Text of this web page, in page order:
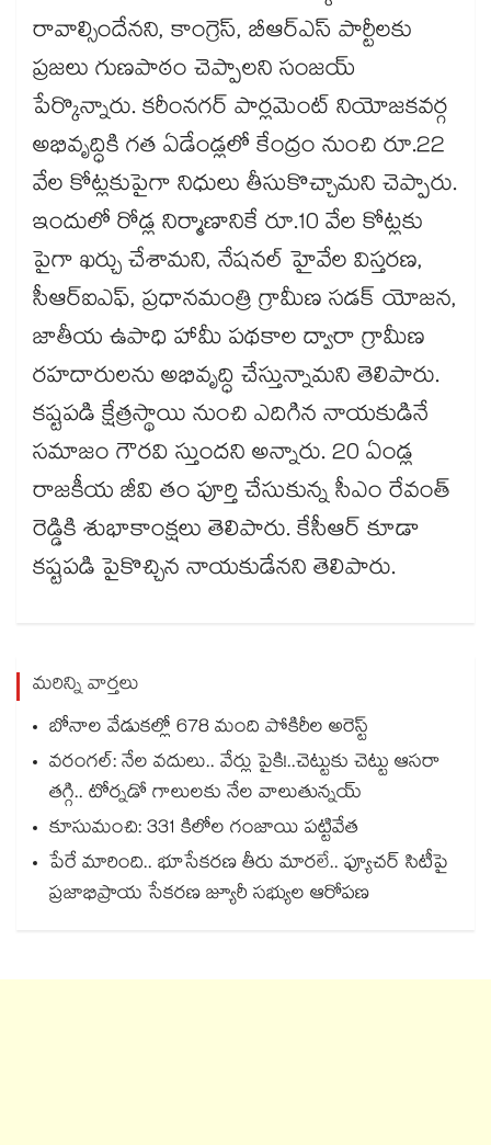
రావాల్సిందేనని, కాంగ్రెస్, బీఆర్ఎస్ పార్టీలకు
ప్రజలు గుణపాఠం చెప్పాలని సంజయ్‌‌‌‌
పేర్కొన్నారు. కరీంనగర్ పార్లమెంట్ నియోజకవర్గ
అభివృద్ధికి గత ఏడేండ్లలో కేంద్రం నుంచి రూ.22
వేల కోట్లకుపైగా నిధులు తీసుకొచ్చామని చెప్పారు.
ఇందులో రోడ్ల నిర్మాణానికే రూ.10 వేల కోట్లకు
పైగా ఖర్చు చేశామని, నేషనల్ హైవేల విస్తరణ,
సీఆర్ఐఎఫ్, ప్రధానమంత్రి గ్రామీణ సడక్ యోజన,
జాతీయ ఉపాధి హామీ పథకాల ద్వారా గ్రామీణ
రహదారులను అభివృద్ధి చేస్తున్నామని తెలిపారు.
కష్టపడి క్షేత్రస్థాయి నుంచి ఎదిగిన నాయకుడినే
సమాజం గౌరవి స్తుందని అన్నారు. 20 ఏండ్ల
రాజకీయ జీవి తం పూర్తి చేసుకున్న సీఎం రేవంత్
రెడ్డికి శుభాకాంక్షలు తెలిపారు. కేసీఆర్ కూడా
కష్టపడి పైకొచ్చిన నాయకుడేనని తెలిపారు.
మరిన్ని వార్తలు
బోనాల వేడుకల్లో 678 మంది పోకిరీల అరెస్ట్
వరంగల్‍: నేల వదులు.. వేర్లు పైకి!..చెట్టుకు చెట్టు ఆసరా
తగ్గి.. టోర్నడో గాలులకు నేల వాలుతున్నయ్
కూసుమంచి: 331 కిలోల గంజాయి పట్టివేత
పేరే మారింది.. భూసేకరణ తీరు మారలే.. ఫ్యూచర్ సిటీపై
ప్రజాభిప్రాయ సేకరణ జ్యూరీ సభ్యుల ఆరోపణ